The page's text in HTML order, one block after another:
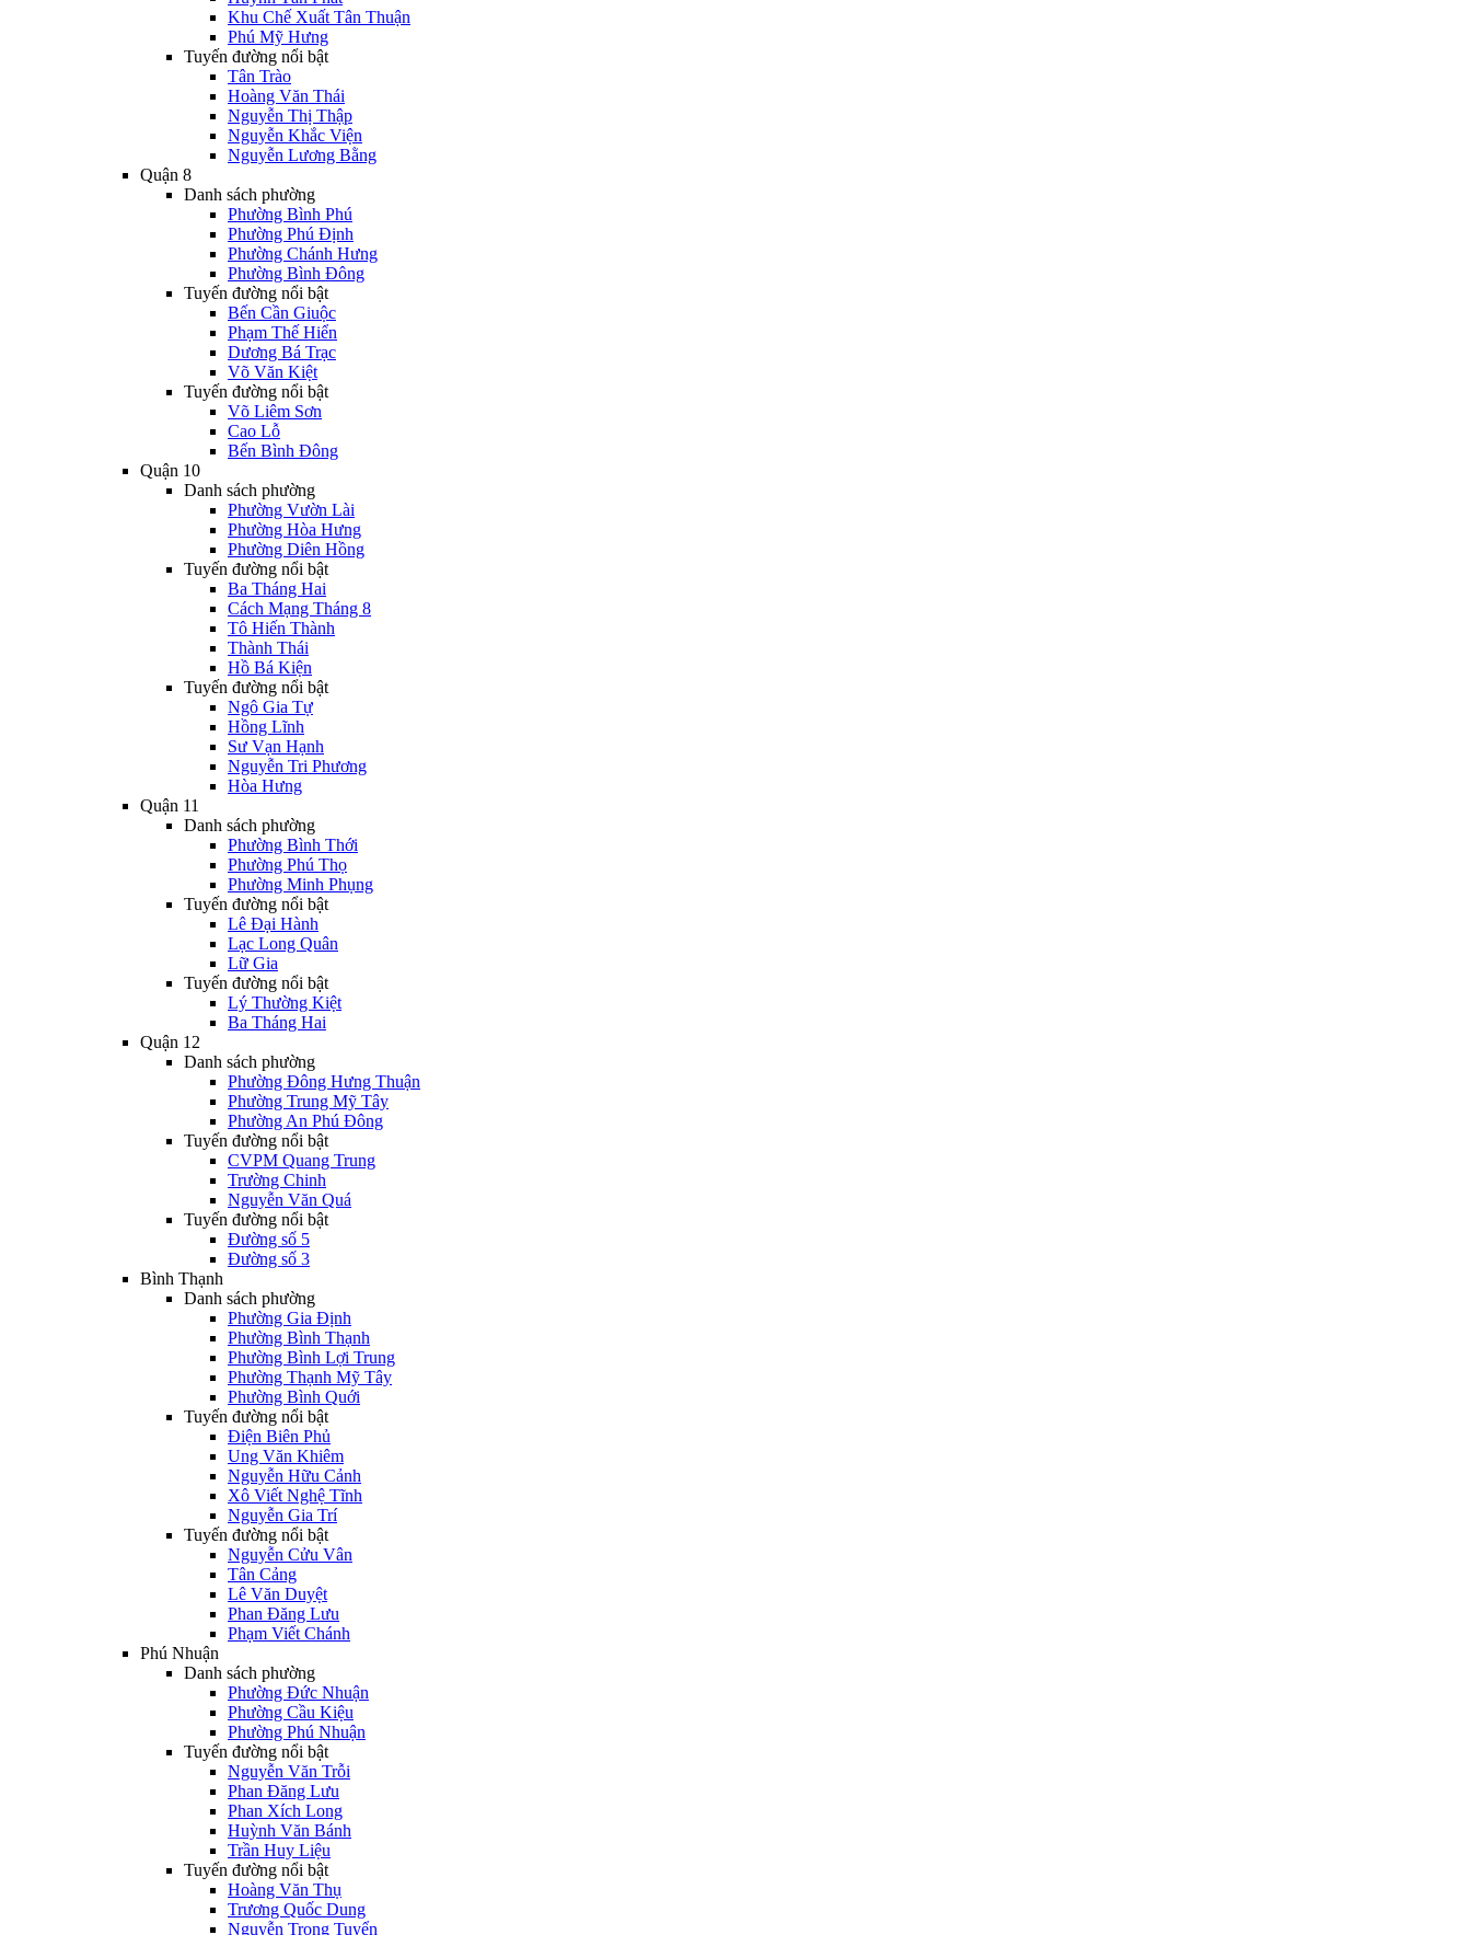
Khu Chế Xuất Tân Thuận
Phú Mỹ Hưng
Tuyến đường nổi bật
Tân Trào
Hoàng Văn Thái
Nguyễn Thị Thập
Nguyễn Khắc Viện
Nguyễn Lương Bằng
Quận 8
Danh sách phường
Phường Bình Phú
Phường Phú Định
Phường Chánh Hưng
Phường Bình Đông
Tuyến đường nổi bật
Bến Cần Giuộc
Phạm Thế Hiển
Dương Bá Trạc
Võ Văn Kiệt
Tuyến đường nổi bật
Võ Liêm Sơn
Cao Lỗ
Bến Bình Đông
Quận 10
Danh sách phường
Phường Vườn Lài
Phường Hòa Hưng
Phường Diên Hồng
Tuyến đường nổi bật
Ba Tháng Hai
Cách Mạng Tháng 8
Tô Hiến Thành
Thành Thái
Hồ Bá Kiện
Tuyến đường nổi bật
Ngô Gia Tự
Hồng Lĩnh
Sư Vạn Hạnh
Nguyễn Tri Phương
Hòa Hưng
Quận 11
Danh sách phường
Phường Bình Thới
Phường Phú Thọ
Phường Minh Phụng
Tuyến đường nổi bật
Lê Đại Hành
Lạc Long Quân
Lữ Gia
Tuyến đường nổi bật
Lý Thường Kiệt
Ba Tháng Hai
Quận 12
Danh sách phường
Phường Đông Hưng Thuận
Phường Trung Mỹ Tây
Phường An Phú Đông
Tuyến đường nổi bật
CVPM Quang Trung
Trường Chinh
Nguyễn Văn Quá
Tuyến đường nổi bật
Đường số 5
Đường số 3
Bình Thạnh
Danh sách phường
Phường Gia Định
Phường Bình Thạnh
Phường Bình Lợi Trung
Phường Thạnh Mỹ Tây
Phường Bình Quới
Tuyến đường nổi bật
Điện Biên Phủ
Ung Văn Khiêm
Nguyễn Hữu Cảnh
Xô Viết Nghệ Tĩnh
Nguyễn Gia Trí
Tuyến đường nổi bật
Nguyễn Cửu Vân
Tân Cảng
Lê Văn Duyệt
Phan Đăng Lưu
Phạm Viết Chánh
Phú Nhuận
Danh sách phường
Phường Đức Nhuận
Phường Cầu Kiệu
Phường Phú Nhuận
Tuyến đường nổi bật
Nguyễn Văn Trỗi
Phan Đăng Lưu
Phan Xích Long
Huỳnh Văn Bánh
Trần Huy Liệu
Tuyến đường nổi bật
Hoàng Văn Thụ
Trương Quốc Dung
Nguyễn Trọng Tuyển